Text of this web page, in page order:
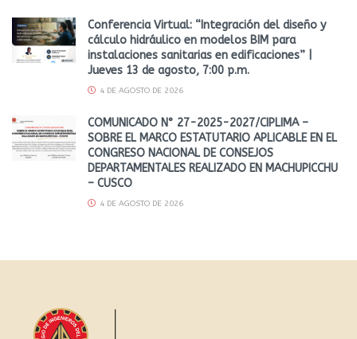
Conferencia Virtual: “Integración del diseño y
cálculo hidráulico en modelos BIM para
instalaciones sanitarias en edificaciones” |
Jueves 13 de agosto, 7:00 p.m.
4 DE AGOSTO DE 2026
COMUNICADO N° 27-2025-2027/CIPLIMA –
SOBRE EL MARCO ESTATUTARIO APLICABLE EN EL
CONGRESO NACIONAL DE CONSEJOS
DEPARTAMENTALES REALIZADO EN MACHUPICCHU
– CUSCO
4 DE AGOSTO DE 2026